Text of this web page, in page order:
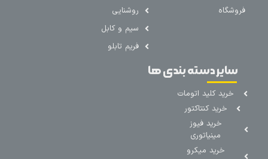
فروشگاه
روشنایی
سیم و کابل
فریم تابلو
سایر دسته بندی ها
خرید کلید اتومات
خرید کنتاکتور
خرید فیوز
مینیاتوری
خرید میکرو